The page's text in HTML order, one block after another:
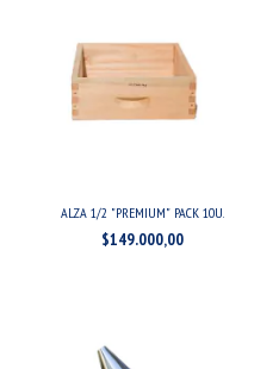
ALZA 1/2 "PREMIUM" PACK 10U.
$149.000,00